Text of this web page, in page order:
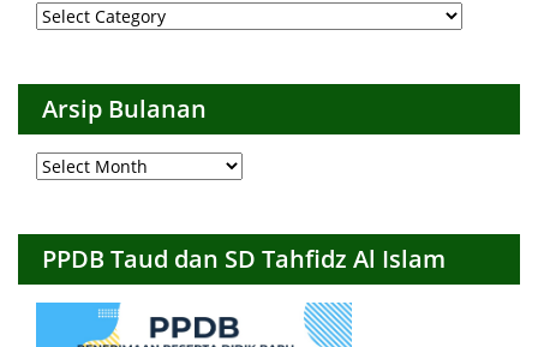
Arsip
per
Arsip Bulanan
Arsip
Bulanan
PPDB Taud dan SD Tahfidz Al Islam